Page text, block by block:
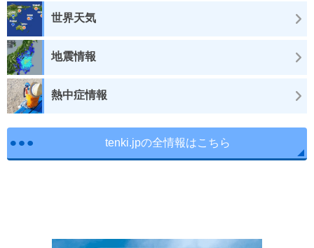
世界天気
地震情報
熱中症情報
tenki.jpの全情報はこちら